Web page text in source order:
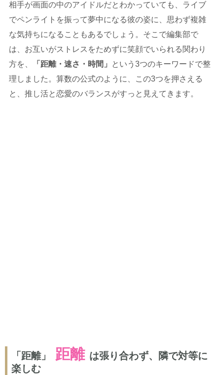
相手が画面の中のアイドルだとわかっていても、ライブ
でペンライトを振って夢中になる彼の姿に、思わず複雑
な気持ちになることもあるでしょう。そこで編集部で
は、お互いがストレスをためずに笑顔でいられる関わり
方を、
「距離・速さ・時間」
という3つのキーワードで整
理しました。算数の公式のように、この3つを押さえる
と、推し活と恋愛のバランスがすっと見えてきます。
「距離」 距離 は張り合わず、隣で対等に
楽しむ